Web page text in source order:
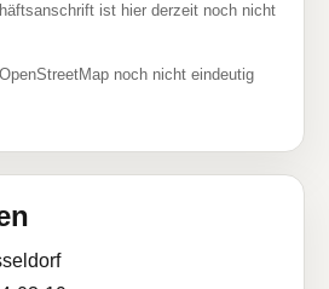
ist hier derzeit noch nicht
noch nicht eindeutig